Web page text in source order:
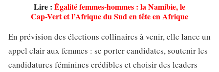
Lire : Égalité femmes-hommes : la Namibie, le
Cap-Vert et l’Afrique du Sud en tête en Afrique
En prévision des élections collinaires à venir, elle lance un
appel clair aux femmes : se porter candidates, soutenir les
candidatures féminines crédibles et choisir des leaders